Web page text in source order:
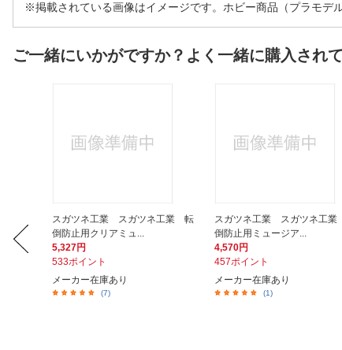
※掲載されている画像はイメージです。ホビー商品（プラモデ
ご一緒にいかがですか？よく一緒に購入され
スガツネ工業 スガツネ工業 転
倒防止用クリアミュ...
5,327円
533ポイント
メーカー在庫あり
(7)
スガツネ工業 スガツネ工
倒防止用ミュージア...
4,570円
457ポイント
メーカー在庫あり
(1)